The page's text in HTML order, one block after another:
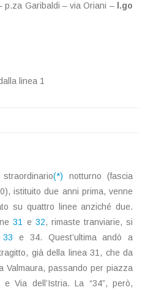
p.za Garibaldi – via Oriani – l.go
linea 1
(*) notturno (fascia
istituito due anni prima, venne
su quattro linee anziché due.
31 e 32, rimaste tranviarie, si
33 e 34. Quest’ultima andò a
già della linea 31, che da
Valmaura, passando per piazza
Via dell’Istria. La “34”, però,